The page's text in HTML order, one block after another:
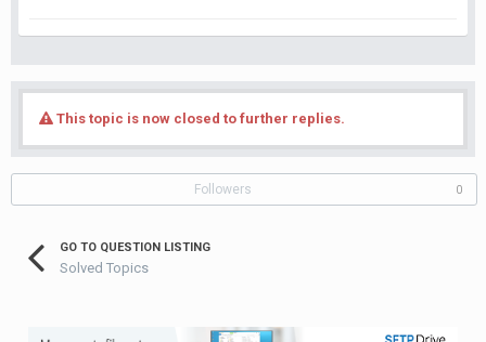
This topic is now closed to further replies.
Followers 0
GO TO QUESTION LISTING
Solved Topics